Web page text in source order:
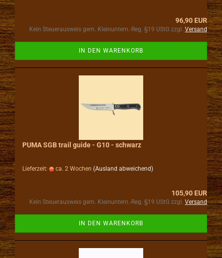
96,90 EUR
Kein Steuerausweis gem. Kleinuntern.-Reg. §19 UStG zzgl. Versand
IN DEN WARENKORB
PUMA SGB trail guide - G10 - schwarz
Lieferzeit: ca. 2 Wochen (Ausland abweichend)
105,90 EUR
Kein Steuerausweis gem. Kleinuntern.-Reg. §19 UStG zzgl. Versand
IN DEN WARENKORB